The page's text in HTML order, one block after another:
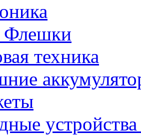
Флешки
техника